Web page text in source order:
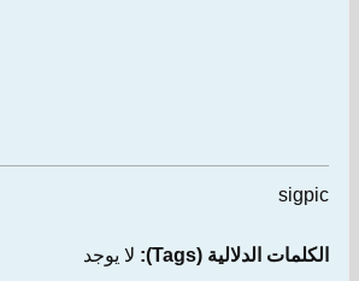
sigpic
الكلمات الدلالية (Tags): لا يوجد